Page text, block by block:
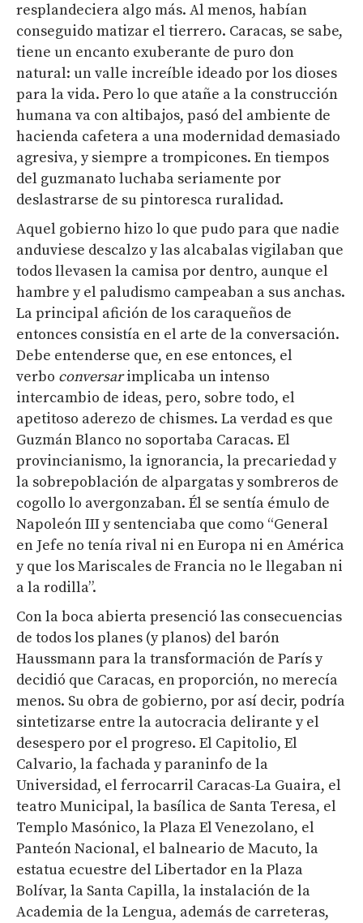
resplandeciera algo más. Al menos, habían
conseguido matizar el tierrero. Caracas, se sabe,
tiene un encanto exuberante de puro don
natural: un valle increíble ideado por los dioses
para la vida. Pero lo que atañe a la construcción
humana va con altibajos, pasó del ambiente de
hacienda cafetera a una modernidad demasiado
agresiva, y siempre a trompicones. En tiempos
del guzmanato luchaba seriamente por
deslastrarse de su pintoresca ruralidad.
Aquel gobierno hizo lo que pudo para que nadie
anduviese descalzo y las alcabalas vigilaban que
todos llevasen la camisa por dentro, aunque el
hambre y el paludismo campeaban a sus anchas.
La principal afición de los caraqueños de
entonces consistía en el arte de la conversación.
Debe entenderse que, en ese entonces, el
verbo conversarimplicaba un intenso
intercambio de ideas, pero, sobre todo, el
apetitoso aderezo de chismes. La verdad es que
Guzmán Blanco no soportaba Caracas. El
provincianismo, la ignorancia, la precariedad y
la sobrepoblación de alpargatas y sombreros de
cogollo lo avergonzaban. Él se sentía émulo de
Napoleón III y sentenciaba que como “General
en Jefe no tenía rival ni en Europa ni en América
y que los Mariscales de Francia no le llegaban ni
a la rodilla”.
Con la boca abierta presenció las consecuencias
de todos los planes (y planos) del barón
Haussmann para la transformación de París y
decidió que Caracas, en proporción, no merecía
menos. Su obra de gobierno, por así decir, podría
sintetizarse entre la autocracia delirante y el
desespero por el progreso. El Capitolio, El
Calvario, la fachada y paraninfo de la
Universidad, el ferrocarril Caracas-La Guaira, el
teatro Municipal, la basílica de Santa Teresa, el
Templo Masónico, la Plaza El Venezolano, el
Panteón Nacional, el balneario de Macuto, la
estatua ecuestre del Libertador en la Plaza
Bolívar, la Santa Capilla, la instalación de la
Academia de la Lengua, además de carreteras,